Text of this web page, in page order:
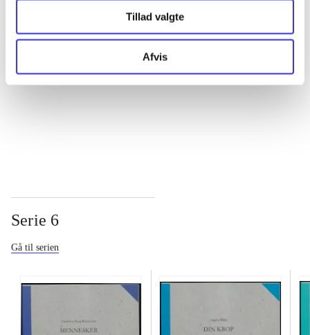
Tillad valgte
Afvis
...
Serie 6
Gå til serien